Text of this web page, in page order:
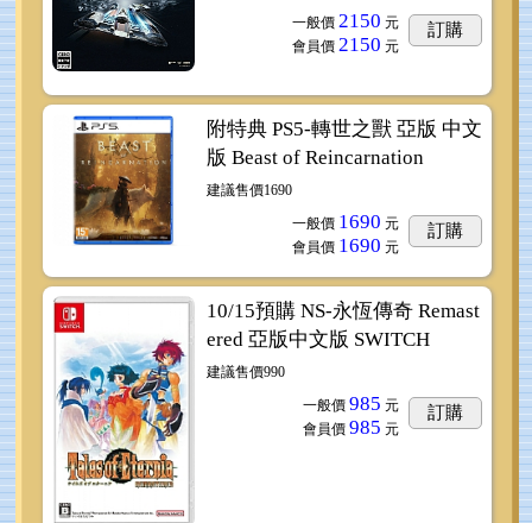
一般價 2150 元
會員價 2150 元
訂購
附特典 PS5-轉世之獸 亞版 中文
版 Beast of Reincarnation
建議售價1690
一般價 1690 元
會員價 1690 元
訂購
10/15預購 NS-永恆傳奇 Remast
ered 亞版中文版 SWITCH
建議售價990
一般價 985 元
會員價 985 元
訂購